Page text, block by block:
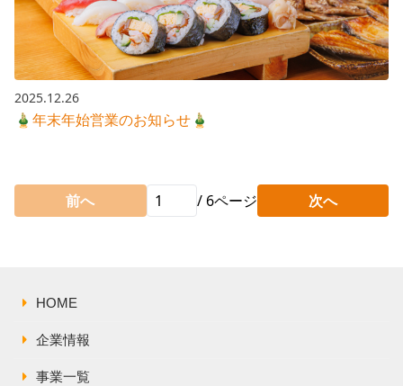
2025.12.26
🎍年末年始営業のお知らせ🎍
前へ / 6ページ 次へ
HOME
企業情報
事業一覧